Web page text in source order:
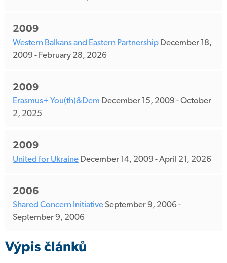
2009
Western Balkans and Eastern Partnership December 18,
2009 - February 28, 2026
2009
Erasmus+ You(th)&Dem December 15, 2009 -October
2, 2025
2009
United for Ukraine December 14, 2009 -April 21, 2026
2006
Shared Concern Initiative September 9, 2006-
September 9, 2006
Výpis článků